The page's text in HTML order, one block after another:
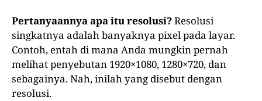
Pertanyaannya apa itu resolusi?Resolusi
singkatnya adalah banyaknya pixel pada layar.
Contoh, entah di mana Anda mungkin pernah
melihat penyebutan 1920×1080, 1280×720, dan
sebagainya. Nah, inilah yang disebut dengan
resolusi.